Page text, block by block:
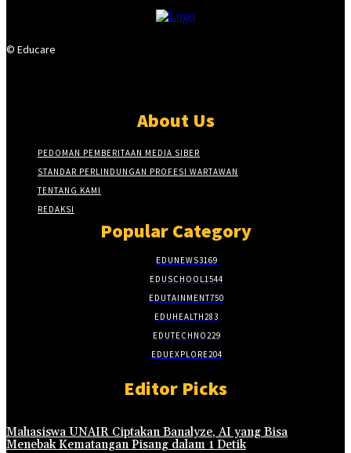
© Educare
About Us
PEDOMAN PEMBERITAAN MEDIA SIBER
STANDAR PERLINDUNGAN PROFESI WARTAWAN
TENTANG KAMI
REDAKSI
Popular Category
EDUNEWS3169
EDUSCHOOL1544
EDUTAINMENT750
EDUHEALTH283
EDUTECHNO229
EDUEXPLORE204
Editor Picks
Mahasiswa UNAIR Ciptakan Banalyze, AI yang Bisa
Menebak Kematangan Pisang dalam 1 Detik